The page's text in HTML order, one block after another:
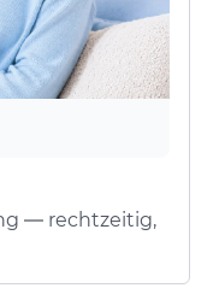
— rechtzeitig,